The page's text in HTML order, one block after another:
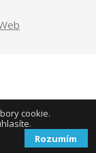
cookie.
Rozumím